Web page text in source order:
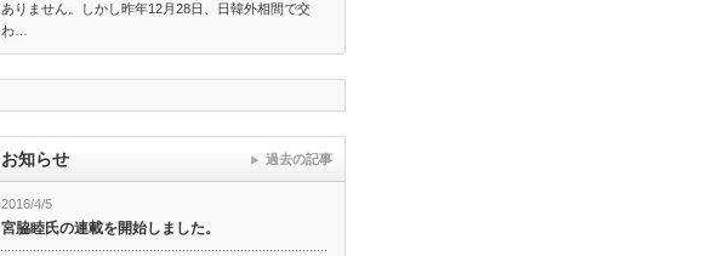
ありません。しかし昨年12月28日、日韓外相間で交
わ…
お知らせ
2016/4/5
宮脇睦氏の連載を開始しました。
過去の記事